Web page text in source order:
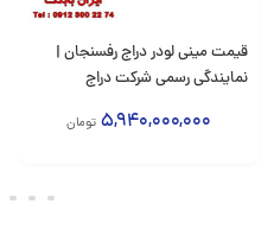
قیمت مینی لودر دراج رفسنجان |
نمایندگی رسمی شرکت دراج
5,940,000,000 تومان